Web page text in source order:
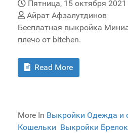
Пятница, 15 октября
Айрат Афзалутдинов
Бесплатная выкройка
плечо от bitchen.
Read More
More In Выкройки Одежда и
Кошельки Выкройки